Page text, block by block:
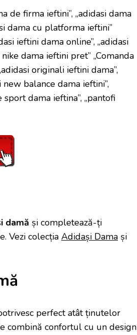
de firma ieftini”, „adidasi dama
dama cu platforma ieftini”
ieftini dama online”, „adidasi
dama ieftini pret” „Comanda
originali ieftini dama”,
new balance dama ieftini”,
sport dama ieftina”, „pantofi
damă și completează-ți
Vezi colecția Adidași Dama și
perfect atât ținutelor
combină confortul cu un design